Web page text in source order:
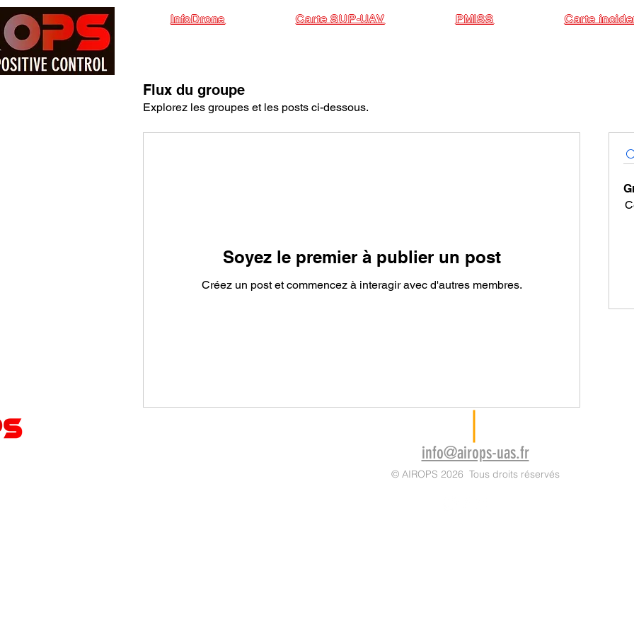
InfoDrone Carte SUP-UAV PMISS Carte
Flux du groupe
Explorez les groupes et les posts ci-dessous.
Soyez le premier à publier un post
Créez un post et commencez à interagir avec d'autres membres.
info@airops-uas.fr
© AIROPS 2026 Tous droits réservés